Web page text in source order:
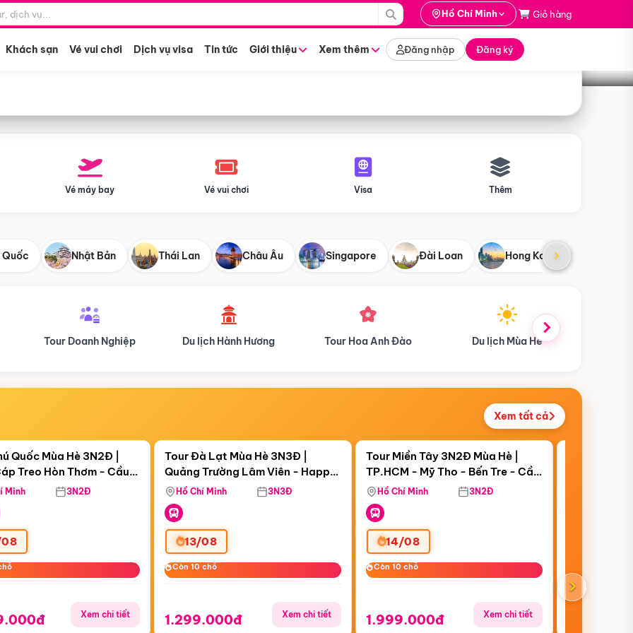
Hồ Chí Minh Giỏ hàng
Khách sạn Vé vui chơi Dịch vụ visa Tin tức Giới thiệu Xem thêm Đăng nhập Đăng ký
Tìm tour
Vé máy bay Vé vui chơi Visa Thêm
Quốc Nhật Bản Thái Lan Châu Âu Singapore Đài Loan Hong Kong
Tour Doanh Nghiệp Du lịch Hành Hương Tour Hoa Anh Đào Du lịch Mùa Hè
Xem tất cả
12:39:33
Treo Hòn Thơm
Quốc Mùa Hè 3N2Đ |
Treo Hòn Thơm - Cầu
Viên Nước Aquatopia
Minh 3N2Đ
Xem chi tiết
Còn06 ngày 12:39:33
Tour Đà Lạt Mùa Hè 3N3Đ |
Quảng Trường Lâm Viên - Happy
Hill - Puppy Farm
Hồ Chí Minh 3N3Đ
13/08
Còn 10 chỗ
Còn 10 chỗ
1.299.000đ Xem chi tiết
Còn07 ngày 12:39:33
Điểm nổi bật
Tour Miền Tây 3N2Đ Mùa Hè |
TP.HCM - Mỹ Tho - Bến Tre - Cần
Thơ - Sóc Trăng - Bạc Liêu - Cà
Mau
Hồ Chí Minh 3N2Đ
14/08
Còn 10 chỗ
Còn 10 chỗ
1.999.000đ Xem chi tiết
›